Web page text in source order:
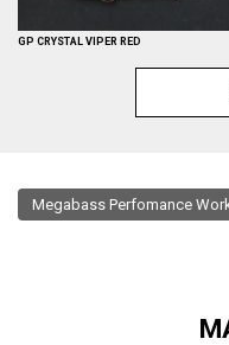
GP CRYSTAL VIPER RED
Megabass Perfomance